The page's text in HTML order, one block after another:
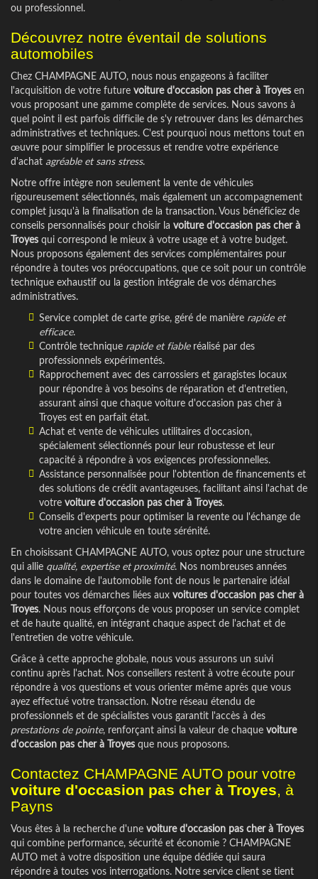
ou professionnel.
Découvrez notre éventail de solutions
automobiles
Chez CHAMPAGNE AUTO, nous nous engageons à faciliter
l'acquisition de votre future voiture d'occasion pas cher à Troyes en
vous proposant une gamme complète de services. Nous savons à
quel point il est parfois difficile de s'y retrouver dans les démarches
administratives et techniques. C'est pourquoi nous mettons tout en
œuvre pour simplifier le processus et rendre votre expérience
d'achat agréable et sans stress.
Notre offre intègre non seulement la vente de véhicules
rigoureusement sélectionnés, mais également un accompagnement
complet jusqu'à la finalisation de la transaction. Vous bénéficiez de
conseils personnalisés pour choisir la voiture d'occasion pas cher à
Troyes qui correspond le mieux à votre usage et à votre budget.
Nous proposons également des services complémentaires pour
répondre à toutes vos préoccupations, que ce soit pour un contrôle
technique exhaustif ou la gestion intégrale de vos démarches
administratives.
Service complet de carte grise, géré de manière rapide et
efficace.
Contrôle technique rapide et fiableréalisé par des
professionnels expérimentés.
Rapprochement avec des carrossiers et garagistes locaux
pour répondre à vos besoins de réparation et d'entretien,
assurant ainsi que chaque voiture d'occasion pas cher à
Troyes est en parfait état.
Achat et vente de véhicules utilitaires d'occasion,
spécialement sélectionnés pour leur robustesse et leur
capacité à répondre à vos exigences professionnelles.
Assistance personnalisée pour l'obtention de financements et
des solutions de crédit avantageuses, facilitant ainsi l'achat de
votre voiture d'occasion pas cher à Troyes.
Conseils d'experts pour optimiser la revente ou l'échange de
votre ancien véhicule en toute sérénité.
En choisissant CHAMPAGNE AUTO, vous optez pour une structure
qui allie qualité, expertise et proximité. Nos nombreuses années
dans le domaine de l'automobile font de nous le partenaire idéal
pour toutes vos démarches liées aux voitures d'occasion pas cher à
Troyes. Nous nous efforçons de vous proposer un service complet
et de haute qualité, en intégrant chaque aspect de l'achat et de
l'entretien de votre véhicule.
Grâce à cette approche globale, nous vous assurons un suivi
continu après l'achat. Nos conseillers restent à votre écoute pour
répondre à vos questions et vous orienter même après que vous
ayez effectué votre transaction. Notre réseau étendu de
professionnels et de spécialistes vous garantit l'accès à des
prestations de pointe, renforçant ainsi la valeur de chaque voiture
d'occasion pas cher à Troyes que nous proposons.
Contactez CHAMPAGNE AUTO pour votre
voiture d'occasion pas cher à Troyes, à
Payns
Vous êtes à la recherche d'une voiture d'occasion pas cher à Troyes
qui combine performance, sécurité et économie ? CHAMPAGNE
AUTO met à votre disposition une équipe dédiée qui saura
répondre à toutes vos interrogations. Notre service client se tient